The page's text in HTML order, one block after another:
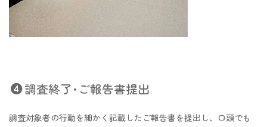
調査終了･ご報告書提出
調査対象者の行動を細かく記載したご報告書を提出し、口頭でも